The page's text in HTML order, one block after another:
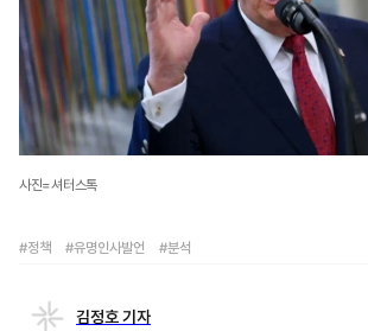
사진=셔터스톡
#정책 #유명인사발언 #분석
김정호 기자